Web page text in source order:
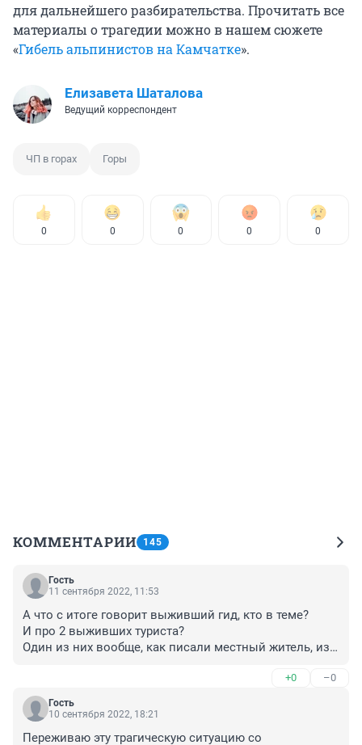
для дальнейшего разбирательства. Прочитать все
материалы о трагедии можно в нашем сюжете
«Гибель альпинистов на Камчатке».
Елизавета Шаталова
Ведущий корреспондент
ЧП в горах Горы
0 0 0 0 0
КОММЕНТАРИИ 145
Гость
11 сентября 2022, 11:53
А что с итоге говорит выживший гид, кто в теме?
И про 2 выживших туриста?
Один из них вообще, как писали местный житель, из
группой? Чёт слабо верится. Обычно местные в
тур,местах - это «принеси/подвези». А здесь - чел в
сорок лет живет в 30 км от горы. И решил в итоге за
+0 –0
Гость
10 сентября 2022, 18:21
Переживаю эту трагическую ситуацию со